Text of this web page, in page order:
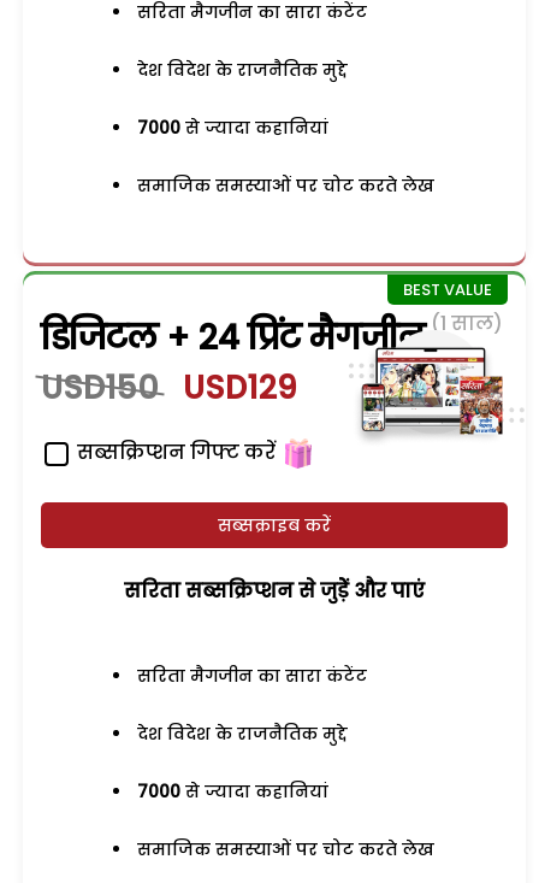
सरिता मैगजीन का सारा कंटेंट
देश विदेश के राजनैतिक मुद्दे
7000 से ज्यादा कहानियां
समाजिक समस्याओं पर चोट करते लेख
डिजिटल + 24 प्रिंट मैगजीन (1 साल)
USD150 USD129
सब्सक्रिप्शन गिफ्ट करें
सब्सक्राइब करें
सरिता सब्सक्रिप्शन से जुड़ेें और पाएं
सरिता मैगजीन का सारा कंटेंट
देश विदेश के राजनैतिक मुद्दे
7000 से ज्यादा कहानियां
समाजिक समस्याओं पर चोट करते लेख